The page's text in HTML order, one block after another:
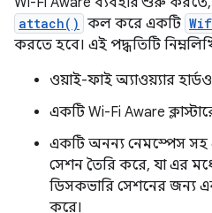
attach() কল করে একটি
করতে হবে। এই পদ্ধতিটি
ওয়াই-ফাই অ্যাওয়্যার
একটি Wi-Fi Aware
একটি অনন্য নেমস্পেস সহ
সেশন তৈরি করে, যা এর
ডিসকভারি সেশনের জন্য
করে।